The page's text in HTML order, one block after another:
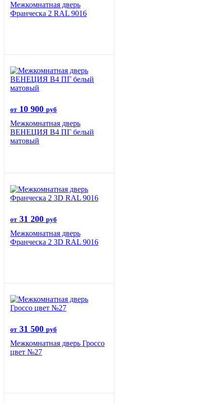
Межкомнатная дверь
Франческа 2 RAL 9016
от 10 900 руб
Межкомнатная дверь
ВЕНЕЦИЯ B4 ПГ белый
матовый
от 31 200 руб
Межкомнатная дверь
Франческа 2 3D RAL 9016
от 31 500 руб
Межкомнатная дверь Гроссо
цвет №27